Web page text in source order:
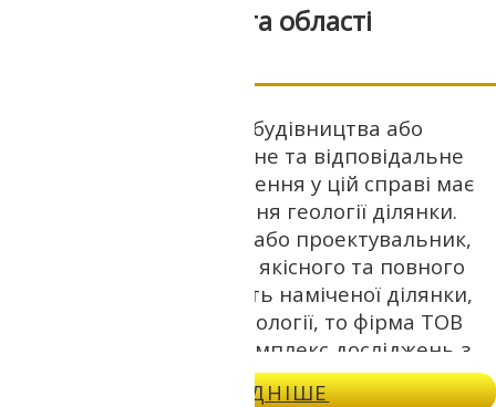
Геологія у Дніпрі та області
Підготовка проекту для будівництва або
реконструкції – це складне та відповідальне
завдання. Важливе значення у цій справі має
правильність дослідження геології ділянки.
Якщо Ви, як забудовник або проектувальник,
зацікавлені в отриманні якісного та повного
висновку про придатність наміченої ділянки,
важливі особливості її геології, то фірма ТОВ
ГЕОТОП виконає весь комплекс досліджень з
інженерної геології та геодезії.
ДОКЛАДНІШЕ